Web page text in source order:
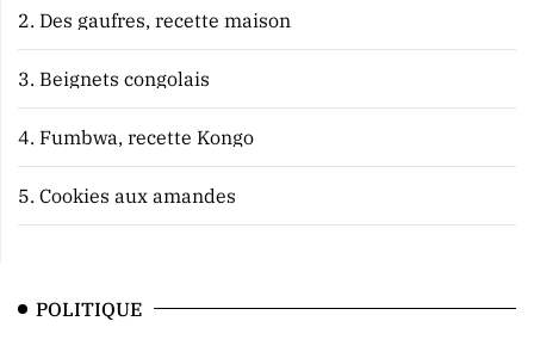
2. Des gaufres, recette maison
3. Beignets congolais
4. Fumbwa, recette Kongo
5. Cookies aux amandes
POLITIQUE